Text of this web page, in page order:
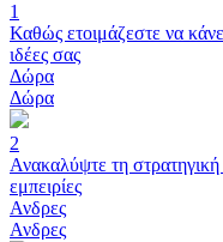
1
Καθώς ετοιμάζεστε να
ιδέες σας
Δώρα
Δώρα
2
Ανακαλύψτε τη
εμπειρίες
Ανδρες
Ανδρες